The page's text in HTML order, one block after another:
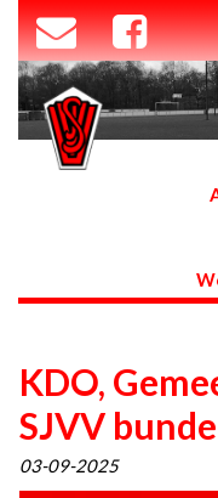
KDO,
SJVV
03-09-2025